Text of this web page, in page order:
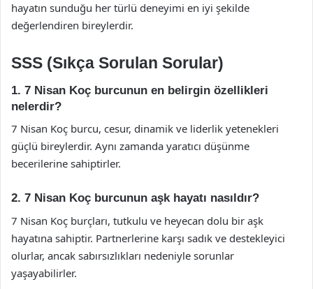
hayatın sunduğu her türlü deneyimi en iyi şekilde
değerlendiren bireylerdir.
SSS (Sıkça Sorulan Sorular)
1. 7 Nisan Koç burcunun en belirgin özellikleri
nelerdir?
7 Nisan Koç burcu, cesur, dinamik ve liderlik yetenekleri
güçlü bireylerdir. Aynı zamanda yaratıcı düşünme
becerilerine sahiptirler.
2. 7 Nisan Koç burcunun aşk hayatı nasıldır?
7 Nisan Koç burçları, tutkulu ve heyecan dolu bir aşk
hayatına sahiptir. Partnerlerine karşı sadık ve destekleyici
olurlar, ancak sabırsızlıkları nedeniyle sorunlar
yaşayabilirler.